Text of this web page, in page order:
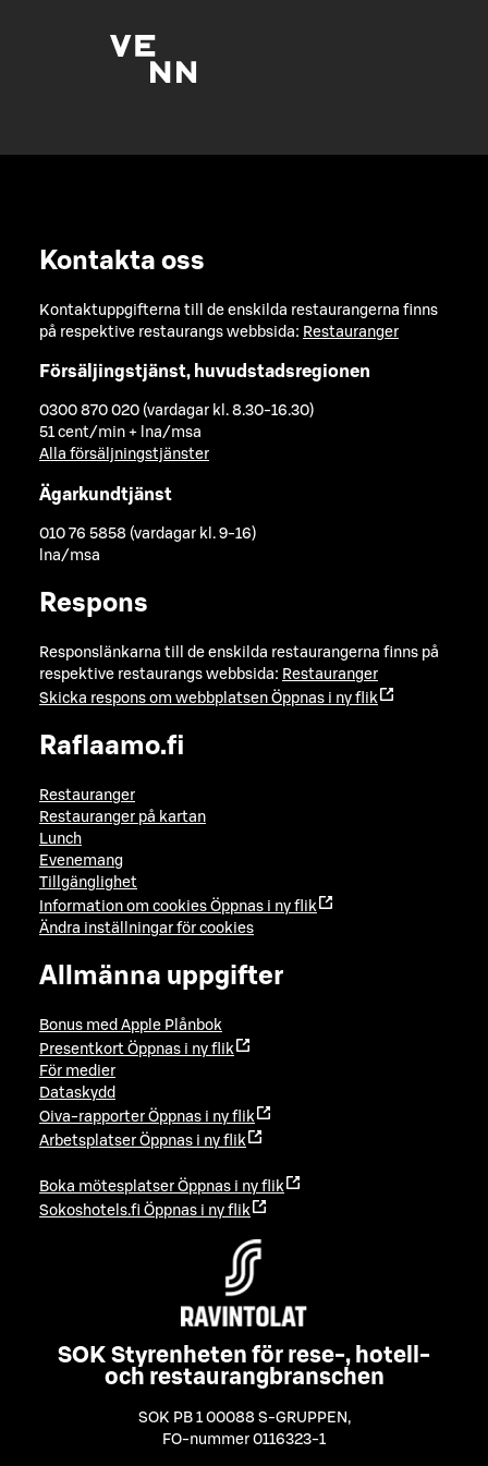
Kontakta oss
Kontaktuppgifterna till de enskilda restaurangerna finns
på respektive restaurangs webbsida: Restauranger
Försäljingstjänst, huvudstadsregionen
0300 870 020 (vardagar kl. 8.30-16.30)
51 cent/min + lna/msa
Alla försäljningstjänster
Ägarkundtjänst
010 76 5858 (vardagar kl. 9-16)
lna/msa
Respons
Responslänkarna till de enskilda restaurangerna finns på
respektive restaurangs webbsida: Restauranger
Skicka respons om webbplatsen Öppnas i ny flik
Raflaamo.fi
Restauranger
Restauranger på kartan
Lunch
Evenemang
Tillgänglighet
Information om cookies Öppnas i ny flik
Ändra inställningar för cookies
Allmänna uppgifter
Bonus med Apple Plånbok
Presentkort Öppnas i ny flik
För medier
Dataskydd
Oiva-rapporter Öppnas i ny flik
Arbetsplatser Öppnas i ny flik
Boka mötesplatser Öppnas i ny flik
Sokoshotels.fi Öppnas i ny flik
SOK Styrenheten för rese-, hotell-
och restaurangbranschen
SOK PB 1 00088 S-GRUPPEN ,
FO-nummer 0116323-1